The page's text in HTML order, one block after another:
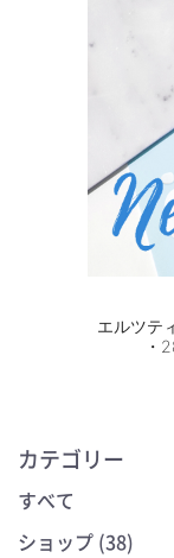
エルツテ
・
カテゴリー
すべて
ショップ (38)